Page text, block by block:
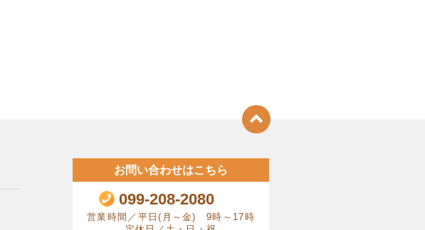
お問い合わせはこちら
099-208-2080
営業時間／平日(月～金) 9時～17時